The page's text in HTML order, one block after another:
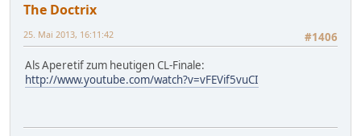
The Doctrix
#1406
25. Mai 2013, 16:11:42
Als Aperetif zum heutigen CL-Finale:
http://www.youtube.com/watch?v=vFEVif5vuCI